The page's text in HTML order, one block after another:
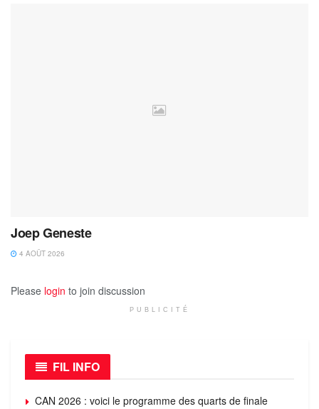
Joep Geneste
4 AOÛT 2026
Please login to join discussion
PUBLICITÉ
FIL INFO
CAN 2026 : voici le programme des quarts de finale